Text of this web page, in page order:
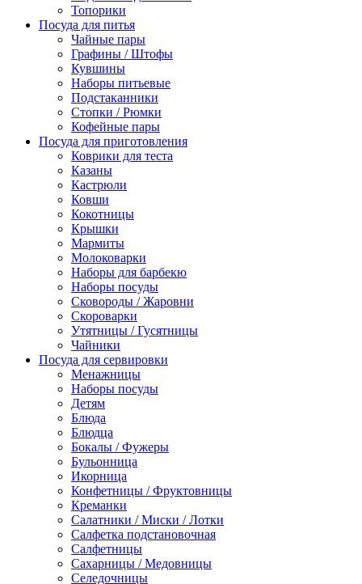
Топорики
Посуда для питья
Чайные пары
Графины / Штофы
Кувшины
Наборы питьевые
Подстаканники
Стопки / Рюмки
Кофейные пары
Посуда для приготовления
Коврики для теста
Казаны
Кастрюли
Ковши
Кокотницы
Крышки
Мармиты
Молоковарки
Наборы для барбекю
Наборы посуды
Сковороды / Жаровни
Скороварки
Утятницы / Гусятницы
Чайники
Посуда для сервировки
Менажницы
Наборы посуды
Детям
Блюда
Блюдца
Бокалы / Фужеры
Бульонница
Икорница
Конфетницы / Фруктовницы
Креманки
Салатники / Миски / Лотки
Салфетка подстановочная
Салфетницы
Сахарницы / Медовницы
Селедочницы